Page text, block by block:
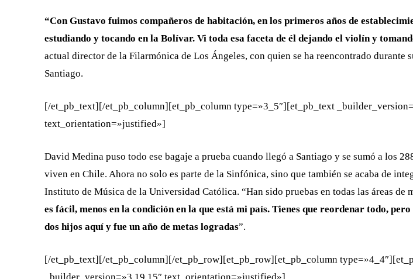
“Con Gustavo fuimos compañeros de habitación, en los primeros años de
estudiando y tocando en la Bolívar. Vi toda esa faceta de él dejando el violín y
actual director de la Filarmónica de Los Ángeles, con quien se ha reencontrado durante
Santiago.
[/et_pb_text][/et_pb_column][et_pb_column type=»3_5″][et_pb_text
text_orientation=»justified»]
David Medina puso todo ese bagaje a prueba cuando llegó a Santiago y se sumó a los
viven en Chile. Ahora no solo es parte de la Sinfónica, sino que también se acaba de
Instituto de Música de la Universidad Católica. “Han sido pruebas en todas las áreas de
es fácil, menos en la condición en la que está mi país. Tienes que reordenar todo,
dos hijos aquí y fue un año de metas logradas”.
[/et_pb_text][/et_pb_column][/et_pb_row][et_pb_row][et_pb_column
_builder_version=»3.19.15″ text_orientation=»justified»]